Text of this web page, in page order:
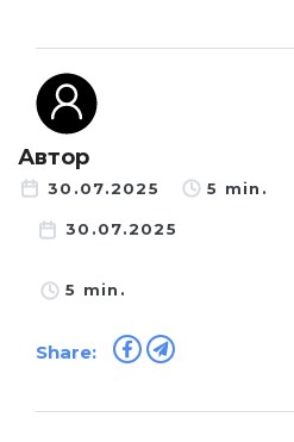
Автор
30.07.2025 5 min.
30.07.2025
5 min.
Share: